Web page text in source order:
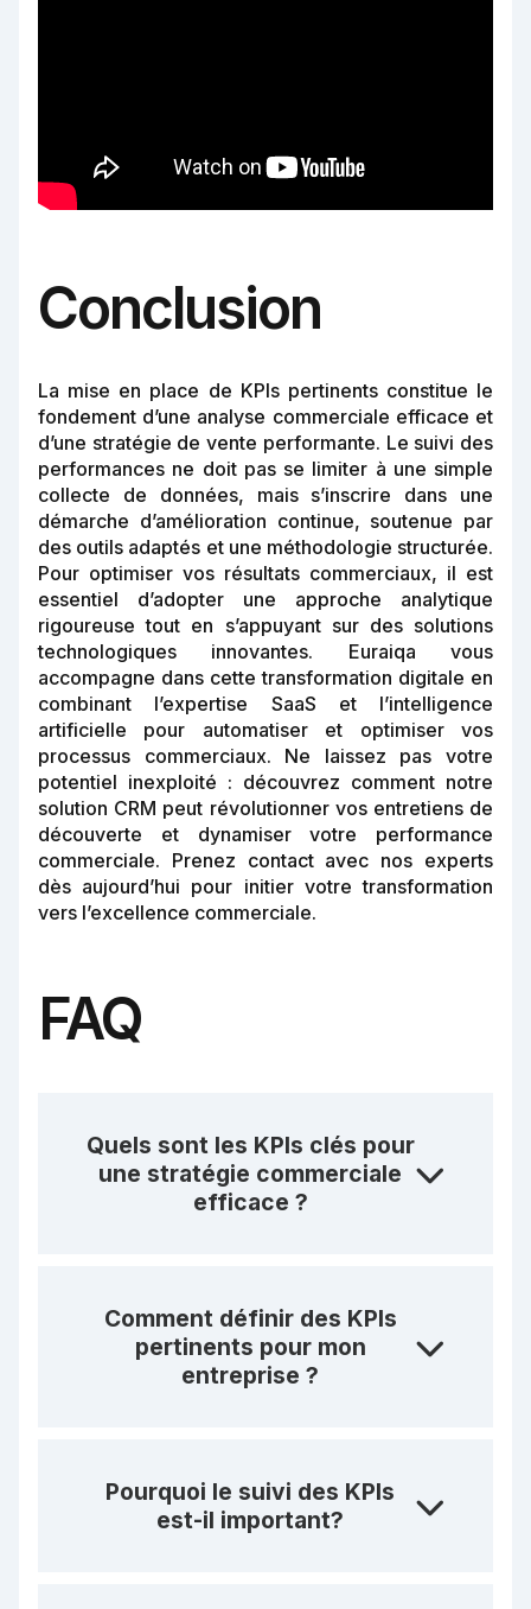
Conclusion
La mise en place de KPIs pertinents constitue le
fondement d’une analyse commerciale efficace et
d’une stratégie de vente performante. Le suivi des
performances ne doit pas se limiter à une simple
collecte de données, mais s’inscrire dans une
démarche d’amélioration continue, soutenue par
des outils adaptés et une méthodologie structurée.
Pour optimiser vos résultats commerciaux, il est
essentiel d’adopter une approche analytique
rigoureuse tout en s’appuyant sur des solutions
technologiques innovantes. Euraiqa vous
accompagne dans cette transformation digitale en
combinant l’expertise SaaS et l’intelligence
artificielle pour automatiser et optimiser vos
processus commerciaux. Ne laissez pas votre
potentiel inexploité : découvrez comment notre
solution CRM peut révolutionner vos entretiens de
découverte et dynamiser votre performance
commerciale. Prenez contact avec nos experts
dès aujourd’hui pour initier votre transformation
vers l’excellence commerciale.
FAQ
Quels sont les KPIs clés pour
une stratégie commerciale
efficace ?
Comment définir des KPIs
pertinents pour mon
entreprise ?
Pourquoi le suivi des KPIs
est-il important?